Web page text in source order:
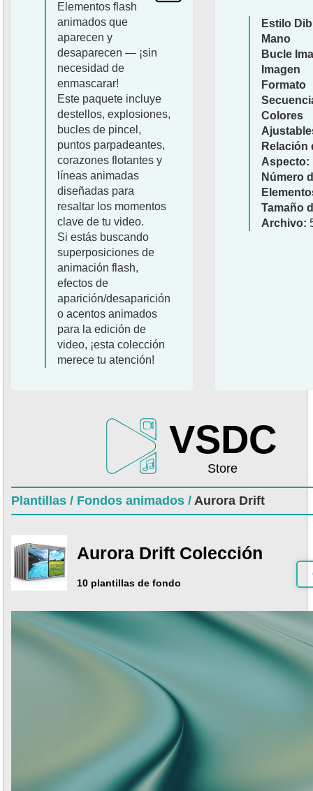
Elementos flash
animados que
aparecen y
desaparecen — ¡sin
necesidad de
enmascarar!
Este paquete incluye
destellos, explosiones,
bucles de pincel,
puntos parpadeantes,
corazones flotantes y
líneas animadas
diseñadas para
resaltar los momentos
clave de tu video.
Si estás buscando
superposiciones de
animación flash,
efectos de
aparición/desaparición
o acentos animados
para la edición de
video, ¡esta colección
merece tu atención!
Estilo
Mano
Bucle
Imagen
Formato
Colores
Relación
Aspecto:
Número
Tamaño
Archivo:
VSDC
Store
Plantillas / Fondos animados / Aurora Drift
Aurora Drift Colección
10 plantillas de fondo